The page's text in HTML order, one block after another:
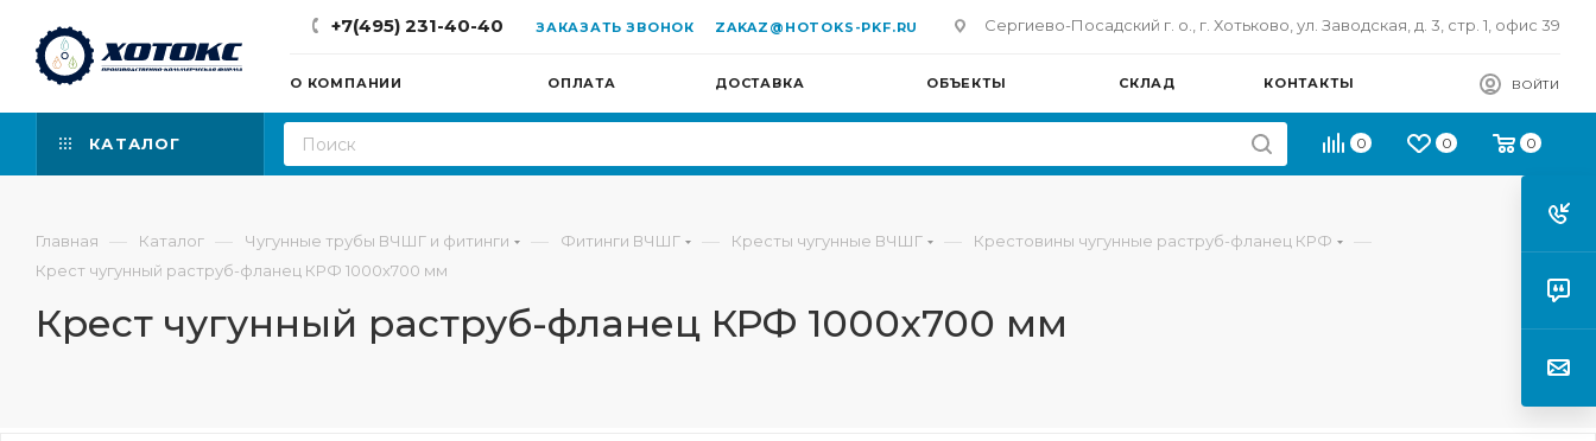
+7(495) 231-40-40 ЗАКАЗАТЬ ЗВОНОК ZAKAZ@HOTOKS-PKF.RU Сергиево-Посадский г. о., г. Хотьково, ул. Заводская, д. 3, стр. 1, офис 39
О КОМПАНИИ ОПЛАТА ДОСТАВКА ОБЪЕКТЫ СКЛАД КОНТАКТЫ ВОЙТИ
КАТАЛОГ 0 0 0
Главная — Каталог — Чугунные трубы ВЧШГ и фитинги — Фитинги ВЧШГ — Кресты чугунные ВЧШГ — Крестовины чугунные раструб-фланец КРФ —
Крест чугунный раструб-фланец КРФ 1000х700 мм
Крест чугунный раструб-фланец КРФ 1000х700 мм